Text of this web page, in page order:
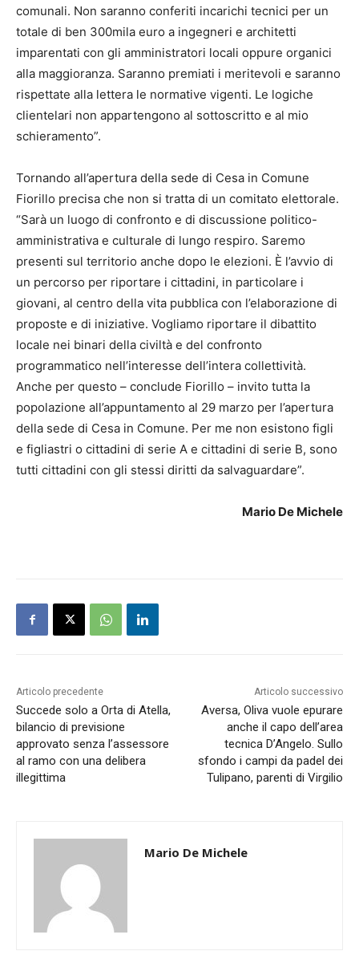
comunali. Non saranno conferiti incarichi tecnici per un
totale di ben 300mila euro a ingegneri e architetti
imparentati con gli amministratori locali oppure organici
alla maggioranza. Saranno premiati i meritevoli e saranno
rispettate alla lettera le normative vigenti. Le logiche
clientelari non appartengono al sottoscritto e al mio
schieramento”.
Tornando all’apertura della sede di Cesa in Comune
Fiorillo precisa che non si tratta di un comitato elettorale.
“Sarà un luogo di confronto e di discussione politico-
amministrativa e culturale di lungo respiro. Saremo
presenti sul territorio anche dopo le elezioni. È l’avvio di
un percorso per riportare i cittadini, in particolare i
giovani, al centro della vita pubblica con l’elaborazione di
proposte e di iniziative. Vogliamo riportare il dibattito
locale nei binari della civiltà e del confronto
programmatico nell’interesse dell’intera collettività.
Anche per questo – conclude Fiorillo – invito tutta la
popolazione all’appuntamento al 29 marzo per l’apertura
della sede di Cesa in Comune. Per me non esistono figli
e figliastri o cittadini di serie A e cittadini di serie B, sono
tutti cittadini con gli stessi diritti da salvaguardare”.
Mario De Michele
Articolo precedente
Succede solo a Orta di Atella,
bilancio di previsione
approvato senza l’assessore
al ramo con una delibera
illegittima
Articolo successivo
Aversa, Oliva vuole epurare
anche il capo dell’area
tecnica D’Angelo. Sullo
sfondo i campi da padel dei
Tulipano, parenti di Virgilio
Mario De Michele